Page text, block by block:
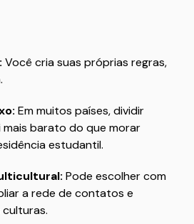
Você cria suas próprias regras,
Em muitos países, dividir
barato do que morar
estudantil.
Pode escolher com
a rede de contatos e